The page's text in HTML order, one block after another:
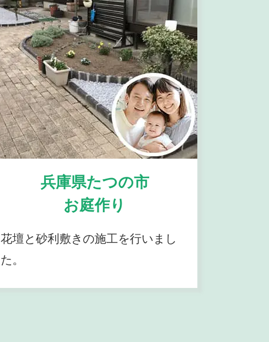
兵庫県たつの市
お庭作り
花壇と砂利敷きの施工を行いまし
た。